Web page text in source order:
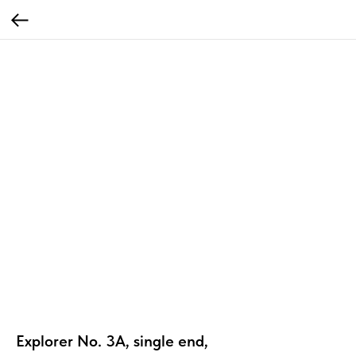
Explorer No. 3A, single end,